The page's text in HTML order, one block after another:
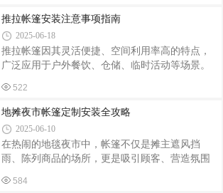
于斜坡屋顶，需确保篷体倾斜角度≥5°，
的常客。商场、超市举办户外促销时，推拉帐篷
能迅速搭建起一个展示和销售的空间。它不仅可
以为商品遮风挡雨、阻挡阳光直射，保护商品不
受损坏，还能通过醒目的外观设计和品牌标识展
示，吸引顾客的注意力。在夜市、集市等场所，
摊主们也热衷于使用推拉帐篷。它搭建快速，能
和顾客提供一个相对舒适、稳定的交易环境
推拉帐篷安装注意事项指南
2025-06-18
推拉帐篷因其灵活便捷、空间利用率高的特点，
广泛应用于户外餐饮、仓储、临时活动等场景。
短甚至安全隐患。以下从安装前准备、操作规
范、安全维护三方面梳理关键注意事项，助力用
户高效完成安装并保障长期使用。一、安装前准
备：场地与工具检查场地评估地面平整度：优先
选择硬化地面（如水泥、地砖），避免土质松软
或坑洼处，防止帐篷倾斜或支架下沉。若必须在
草地或沙地安装，需额外加固地钉或铺设承重
522
地摊夜市帐篷定制安装全攻略
2025-06-10
在热闹的地毯夜市中，帐篷不仅是摊主遮风挡
雨、陈列商品的场所，更是吸引顾客、营造氛围
营带来诸多便利。定制要点尺寸适配定制帐篷
584